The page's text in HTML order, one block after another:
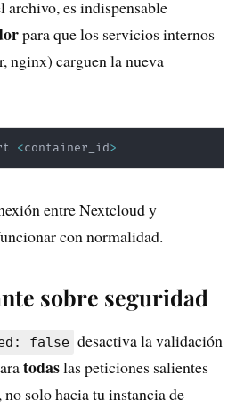
archivo, es indispensable
para que los servicios internos
nginx) carguen la nueva
<container_id>
entre Nextcloud y
con normalidad.
sobre seguridad
false desactiva la validación
todaslas peticiones salientes
solo hacia tu instancia de